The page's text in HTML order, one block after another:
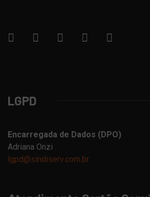
LGPD
Encarregada de Dados (DPO)
Adriana Onzi
lgpd@sindiserv.com.br